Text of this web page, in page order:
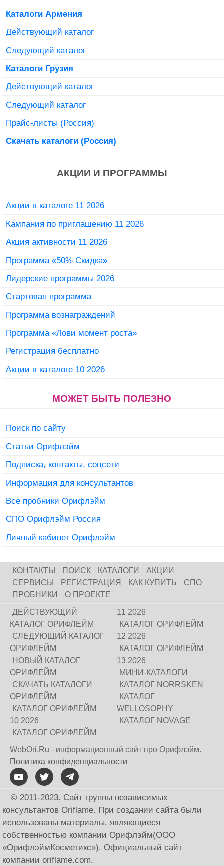
Каталоги Армения
Действующий каталог
Следующий каталог
Каталоги Грузия
Действующий каталог
Следующий каталог
Прайс-листы (Россия)
Скачать каталоги (Россия)
АКЦИИ И ПРОГРАММЫ
Акции в каталоге 11 2026
Кампания по приглашению 11 2026
Акция активности 11 2026
Программа «50% Скидка»
Лидерские программы 2026
Стартовая программа
Программа вознаграждений
Программа «Лови момент роста»
Регистрация бесплатно
Акции в каталоге 10 2026
МОЖЕТ БЫТЬ ПОЛЕЗНО
Поиск по сайту
Статьи Орифлэйм
Подписка, контакты, соцсети
Информация для консультантов
Все пробники Орифлэйм
СПО Орифлэйм Россия
Личный кабинет Орифлэйм
КОНТАКТЫ ПОИСК КАТАЛОГИ
АКЦИИ
СЕРВИСЫ
РЕГИСТРАЦИЯ КАК КУПИТЬ
СПО
ПРОБНИКИ
О ПРОЕКТЕ
ДЕЙСТВУЮЩИЙ
КАТАЛОГ ОРИФЛЕЙМ
СЛЕДУЮЩИЙ КАТАЛОГ
ОРИФЛЕЙМ
НОВЫЙ КАТАЛОГ
ОРИФЛЕЙМ
СКАЧАТЬ КАТАЛОГИ
ОРИФЛЕЙМ
КАТАЛОГ ОРИФЛЕЙМ
10 2026
КАТАЛОГ ОРИФЛЕЙМ
11 2026
КАТАЛОГ ОРИФЛЕЙМ
12 2026
КАТАЛОГ ОРИФЛЕЙМ
13 2026
МИНИ-КАТАЛОГИ
КАТАЛОГ NORRSKEN
КАТАЛОГ
WELLOSOPHY
КАТАЛОГ NOVAGE
WebOri.Ru - информационный сайт про Орифлэйм.
Политика конфиденциальности
© 2011-2023. Сайт группы независимых
консультантов Oriflame. При создании сайта были
использованы материалы, являющиеся
собственностью компании Орифлэйм(ООО
«ОрифлэймКосметикс»). Официальный сайт
компании оriflаme.соm.